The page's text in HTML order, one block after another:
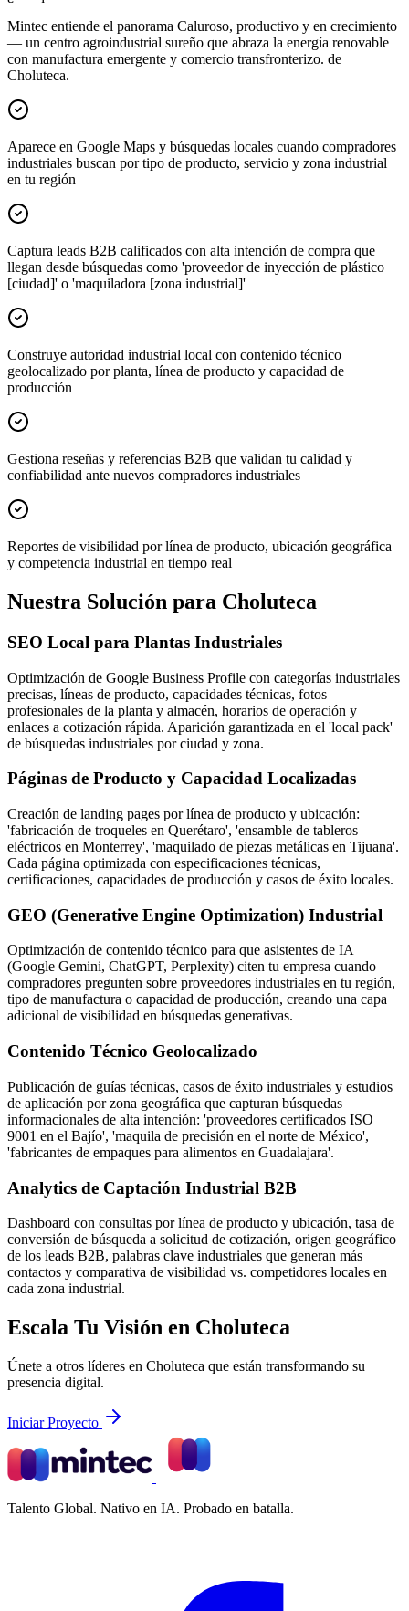
Mintec entiende el panorama Caluroso, productivo y en crecimiento
— un centro agroindustrial sureño que abraza la energía renovable
con manufactura emergente y comercio transfronterizo. de
Choluteca.
Aparece en Google Maps y búsquedas locales cuando compradores
industriales buscan por tipo de producto, servicio y zona industrial
en tu región
Captura leads B2B calificados con alta intención de compra que
llegan desde búsquedas como 'proveedor de inyección de plástico
[ciudad]' o 'maquiladora [zona industrial]'
Construye autoridad industrial local con contenido técnico
geolocalizado por planta, línea de producto y capacidad de
producción
Gestiona reseñas y referencias B2B que validan tu calidad y
confiabilidad ante nuevos compradores industriales
Reportes de visibilidad por línea de producto, ubicación geográfica
y competencia industrial en tiempo real
Nuestra Solución para Choluteca
SEO Local para Plantas Industriales
Optimización de Google Business Profile con categorías industriales
precisas, líneas de producto, capacidades técnicas, fotos
profesionales de la planta y almacén, horarios de operación y
enlaces a cotización rápida. Aparición garantizada en el 'local pack'
de búsquedas industriales por ciudad y zona.
Páginas de Producto y Capacidad Localizadas
Creación de landing pages por línea de producto y ubicación:
'fabricación de troqueles en Querétaro', 'ensamble de tableros
eléctricos en Monterrey', 'maquilado de piezas metálicas en Tijuana'.
Cada página optimizada con especificaciones técnicas,
certificaciones, capacidades de producción y casos de éxito locales.
GEO (Generative Engine Optimization) Industrial
Optimización de contenido técnico para que asistentes de IA
(Google Gemini, ChatGPT, Perplexity) citen tu empresa cuando
compradores pregunten sobre proveedores industriales en tu región,
tipo de manufactura o capacidad de producción, creando una capa
adicional de visibilidad en búsquedas generativas.
Contenido Técnico Geolocalizado
Publicación de guías técnicas, casos de éxito industriales y estudios
de aplicación por zona geográfica que capturan búsquedas
informacionales de alta intención: 'proveedores certificados ISO
9001 en el Bajío', 'maquila de precisión en el norte de México',
'fabricantes de empaques para alimentos en Guadalajara'.
Analytics de Captación Industrial B2B
Dashboard con consultas por línea de producto y ubicación, tasa de
conversión de búsqueda a solicitud de cotización, origen geográfico
de los leads B2B, palabras clave industriales que generan más
contactos y comparativa de visibilidad vs. competidores locales en
cada zona industrial.
Escala Tu Visión en Choluteca
Únete a otros líderes en Choluteca que están transformando su
presencia digital.
Iniciar Proyecto
Talento Global. Nativo en IA. Probado en batalla.